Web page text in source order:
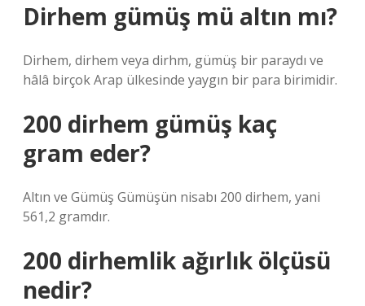
Dirhem gümüş mü altın mı?
Dirhem, dirhem veya dirhm, gümüş bir paraydı ve
hâlâ birçok Arap ülkesinde yaygın bir para birimidir.
200 dirhem gümüş kaç
gram eder?
Altın ve Gümüş Gümüşün nisabı 200 dirhem, yani
561,2 gramdır.
200 dirhemlik ağırlık ölçüsü
nedir?